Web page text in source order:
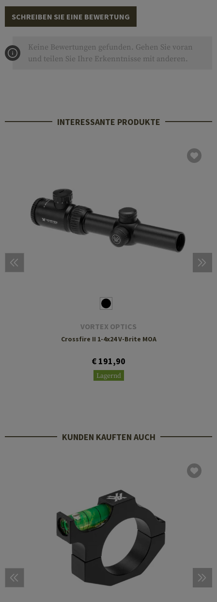
SCHREIBEN SIE EINE BEWERTUNG
Keine Bewertungen gefunden. Gehen Sie voran
und teilen Sie Ihre Erkenntnisse mit anderen.
INTERESSANTE PRODUKTE
VORTEX OPTICS
Crossfire II 1-4x24 V-Brite MOA
€ 191,90
Lagernd
KUNDEN KAUFTEN AUCH